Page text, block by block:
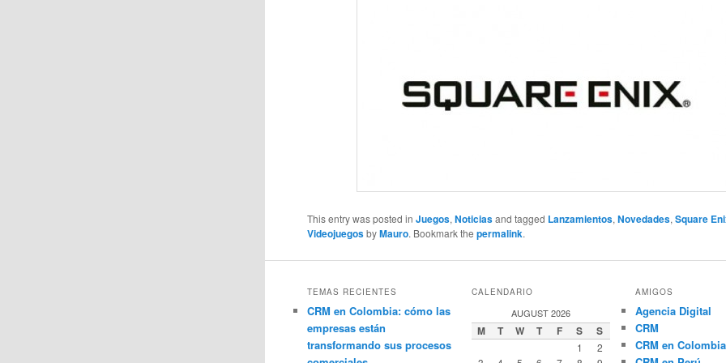
This entry was posted inJuegos,Noticiasand tagged Lanzamientos,Novedades,Square
VideojuegosbyMauro. Bookmark thepermalink.
TEMAS RECIENTES
CRM en Colombia: cómo las
empresas están
transformando sus procesos
CALENDARIO
AUGUST 2026
M T W T F S S
1
2
AMIGOS
Agencia Digital
CRM
CRM en Colombia